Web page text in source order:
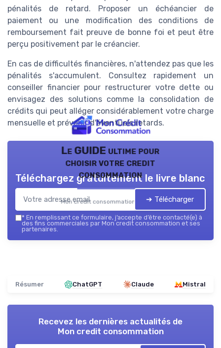
pénalités de retard. Proposer un échéancier de
paiement ou une modification des conditions de
remboursement fait preuve de bonne foi et peut être
perçu positivement par le créancier.
En cas de difficultés financières, n'attendez pas que les
pénalités s'accumulent. Consultez rapidement un
conseiller financier pour restructurer votre dette ou
envisagez des solutions comme la consolidation de
crédits qui peut alléger considérablement votre charge
mensuelle et prévenir d'éventuels retards.
Le GUIDE ultime pour
choisir votre credit
consommation
Mon credit consommation — 2026
Téléchargez gratuitement le livre blanc
➔ Télécharger
* En remplissant ce formulaire, j’accepte d’être contacté(e) à
des fins commerciales par Mon credit consommation et ses
partenaires.
Résumer ChatGPT Claude Mistral
Recevez les dernières actualités de
Mon credit consommation